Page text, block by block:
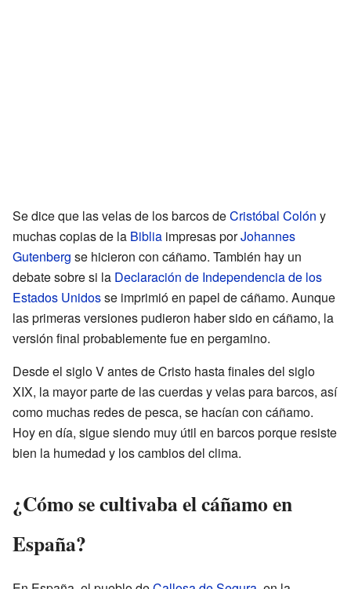
Se dice que las velas de los barcos deCristóbal Colón y
muchas copias de la Biblia impresas porJohannes
Gutenberg se hicieron con cáñamo. También hay un
debate sobre si la Declaración de Independencia de los
Estados Unidosse imprimió en papel de cáñamo. Aunque
las primeras versiones pudieron haber sido en cáñamo, la
versión final probablemente fue en pergamino.
Desde el siglo V antes de Cristo hasta finales del siglo
XIX, la mayor parte de las cuerdas y velas para barcos, así
como muchas redes de pesca, se hacían con cáñamo.
Hoy en día, sigue siendo muy útil en barcos porque resiste
bien la humedad y los cambios del clima.
¿Cómo se cultivaba el cáñamo en
España?